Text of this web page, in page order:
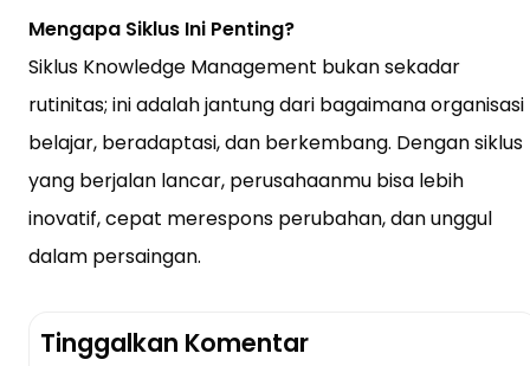
Mengapa Siklus Ini Penting?
Siklus Knowledge Management bukan sekadar
rutinitas; ini adalah jantung dari bagaimana organisasi
belajar, beradaptasi, dan berkembang. Dengan siklus
yang berjalan lancar, perusahaanmu bisa lebih
inovatif, cepat merespons perubahan, dan unggul
dalam persaingan.
Tinggalkan Komentar